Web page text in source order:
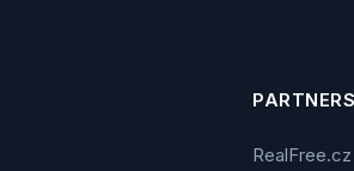
RealFree.cz